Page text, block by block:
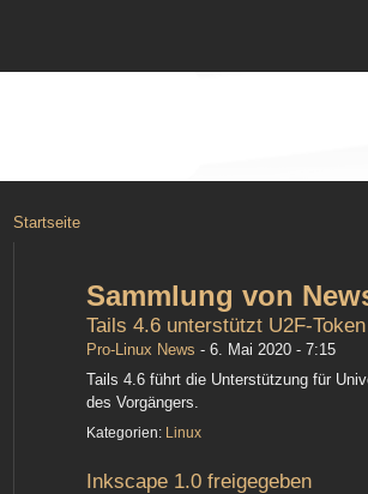
Startseite
Sammlung von
Tails 4.6 unterstützt U2F-Token
Pro-Linux News - 6. Mai 2020 - 7:15
Tails 4.6 führt die Unterstützung für
des Vorgängers.
Kategorien: Linux
Inkscape 1.0 freigegeben